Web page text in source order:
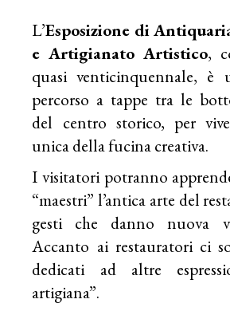
L’Esposizione di
e Artigianato Artistico,
quasi venticinquennale, è
percorso a tappe tra le
del centro storico, per
unica della fucina creativa.
I visitatori potranno
“maestri” l’antica arte del
gesti che danno nuova
Accanto ai restauratori ci
dedicati ad altre
artigiana”.